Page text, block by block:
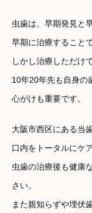
虫歯は、早期発見と
早期に治療すること
しかし治療しただけ
10年20年先も自身の
心がけも重要です。
大阪市西区にある当
口内をトータルにケ
虫歯の治療後も健康
さい。
また親知らずや埋伏